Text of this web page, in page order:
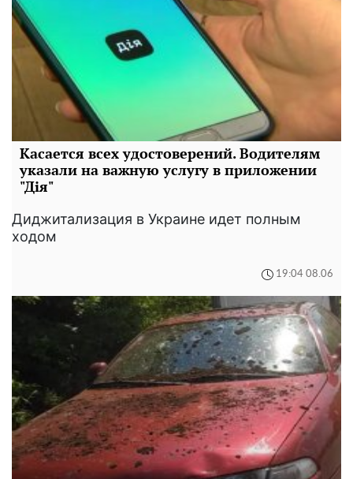
Касается всех удостоверений. Водителям
указали на важную услугу в приложении
"Дія"
Диджитализация в Украине идет полным
ходом
19:04 08.06